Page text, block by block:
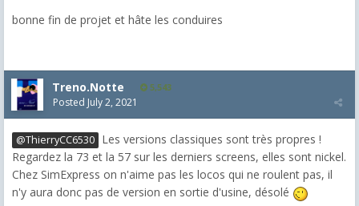
bonne fin de projet et hâte les conduires
Treno.Notte 5,543
Posted July 2, 2021
@ThierryCC6530 Les versions classiques sont très propres !
Regardez la 73 et la 57 sur les derniers screens, elles sont nickel.
Chez SimExpress on n'aime pas les locos qui ne roulent pas, il
n'y aura donc pas de version en sortie d'usine, désolé